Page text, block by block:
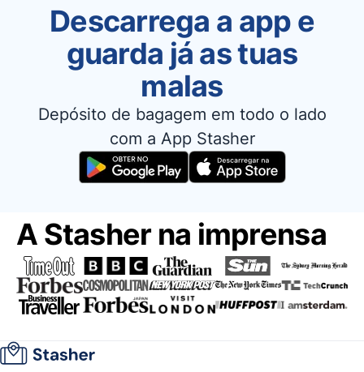
Descarrega a app e
guarda já as tuas
malas
Depósito de bagagem em todo o lado
com a App Stasher
A Stasher na imprensa